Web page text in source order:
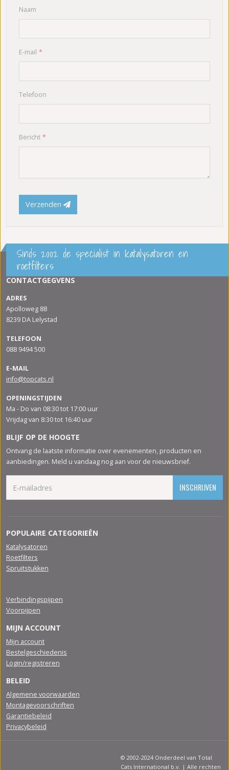
Naam
E-mail
Telefoon
Bericht
Verzenden
Sinds 2002 de specialist in katalysatoren en
roetfilters
CONTACTGEGVENS
ADRES
Apolloweg 88
8239 DA Lelystad
TELEFOON
088 9494 500
E-MAIL
info@topcats.nl
OPENINGSTIJDEN
Ma - Do van 08:30 tot 17:00 uur
Vrijdag van 8:30 tot 16:40 uur
BLIJF OP DE HOOGTE
Ontvang de laatste informatie over evenementen, producten en
aanbiedingen. Meld u vandaag nog aan voor de nieuwsbrief.
INSCHRIJVEN
POPULAIRE CATEGORIEËN
Katalysatoren
Roetfilters
Spruitstukken
Verbindingspijpen
Voorpijpen
MIJN ACCOUNT
Mijn account
Bestelgeschiedenis
Login/registreren
BELEID
Algemene voorwaarden
Montagevoorschriften
Garantiebeleid
Privacybeleid
© 2002-2024 Onderdeel van Total
Cats International b.v. | Alle rechten